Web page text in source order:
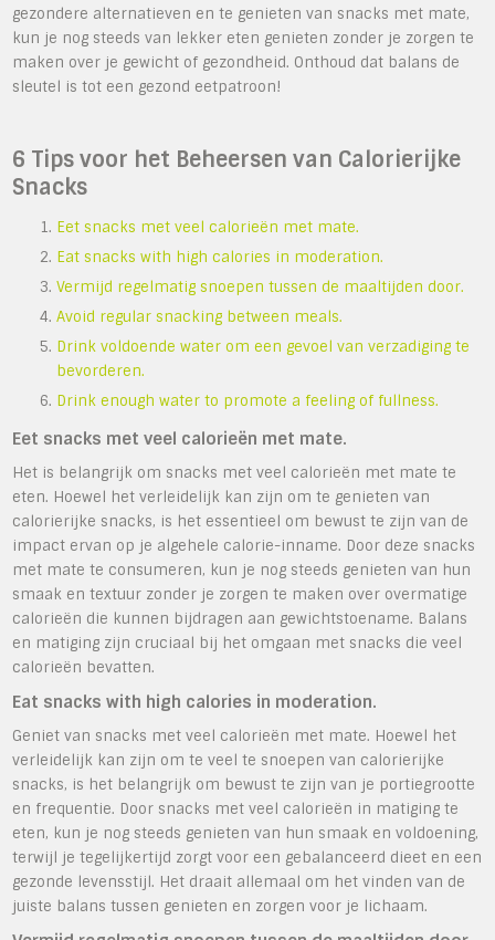
gezondere alternatieven en te genieten van snacks met mate,
kun je nog steeds van lekker eten genieten zonder je zorgen te
maken over je gewicht of gezondheid. Onthoud dat balans de
sleutel is tot een gezond eetpatroon!
6 Tips voor het Beheersen van Calorierijke
Snacks
Eet snacks met veel calorieën met mate.
Eat snacks with high calories in moderation.
Vermijd regelmatig snoepen tussen de maaltijden door.
Avoid regular snacking between meals.
Drink voldoende water om een gevoel van verzadiging te
bevorderen.
Drink enough water to promote a feeling of fullness.
Eet snacks met veel calorieën met mate.
Het is belangrijk om snacks met veel calorieën met mate te
eten. Hoewel het verleidelijk kan zijn om te genieten van
calorierijke snacks, is het essentieel om bewust te zijn van de
impact ervan op je algehele calorie-inname. Door deze snacks
met mate te consumeren, kun je nog steeds genieten van hun
smaak en textuur zonder je zorgen te maken over overmatige
calorieën die kunnen bijdragen aan gewichtstoename. Balans
en matiging zijn cruciaal bij het omgaan met snacks die veel
calorieën bevatten.
Eat snacks with high calories in moderation.
Geniet van snacks met veel calorieën met mate. Hoewel het
verleidelijk kan zijn om te veel te snoepen van calorierijke
snacks, is het belangrijk om bewust te zijn van je portiegrootte
en frequentie. Door snacks met veel calorieën in matiging te
eten, kun je nog steeds genieten van hun smaak en voldoening,
terwijl je tegelijkertijd zorgt voor een gebalanceerd dieet en een
gezonde levensstijl. Het draait allemaal om het vinden van de
juiste balans tussen genieten en zorgen voor je lichaam.